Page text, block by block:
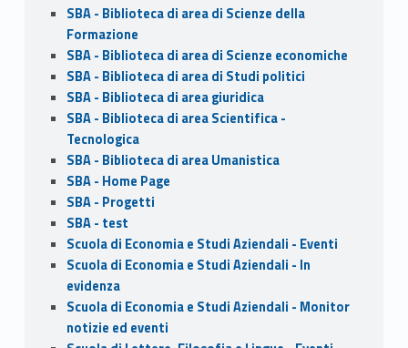
SBA - Biblioteca di area di Scienze della
Formazione
SBA - Biblioteca di area di Scienze economiche
SBA - Biblioteca di area di Studi politici
SBA - Biblioteca di area giuridica
SBA - Biblioteca di area Scientifica -
Tecnologica
SBA - Biblioteca di area Umanistica
SBA - Home Page
SBA - Progetti
SBA - test
Scuola di Economia e Studi Aziendali - Eventi
Scuola di Economia e Studi Aziendali - In
evidenza
Scuola di Economia e Studi Aziendali - Monitor
notizie ed eventi